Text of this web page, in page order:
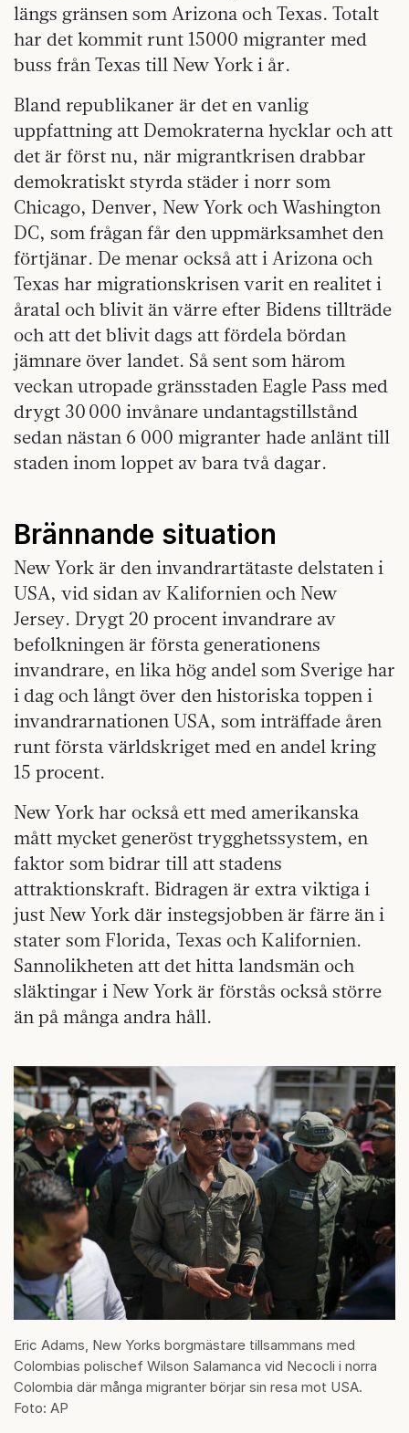
längs gränsen som Arizona och Texas. Totalt
har det kommit runt 15000 migranter med
buss från Texas till New York i år.
Bland republikaner är det en vanlig
uppfattning att Demokraterna hycklar och att
det är först nu, när migrantkrisen drabbar
demokratiskt styrda städer i norr som
Chicago, Denver, New York och Washington
DC, som frågan får den uppmärksamhet den
förtjänar. De menar också att i Arizona och
Texas har migrationskrisen varit en realitet i
åratal och blivit än värre efter Bidens tillträde
och att det blivit dags att fördela bördan
jämnare över landet. Så sent som härom
veckan utropade gränsstaden Eagle Pass med
drygt 30 000 invånare undantagstillstånd
sedan nästan 6 000 migranter hade anlänt till
staden inom loppet av bara två dagar.
Brännande situation
New York är den invandrartätaste delstaten i
USA, vid sidan av Kalifornien och New
Jersey. Drygt 20 procent invandrare av
befolkningen är första generationens
invandrare, en lika hög andel som Sverige har
i dag och långt över den historiska toppen i
invandrarnationen USA, som inträffade åren
runt första världskriget med en andel kring
15 procent.
New York har också ett med amerikanska
mått mycket generöst trygghetssystem, en
faktor som bidrar till att stadens
attraktionskraft. Bidragen är extra viktiga i
just New York där instegsjobben är färre än i
stater som Florida, Texas och Kalifornien.
Sannolikheten att det hitta landsmän och
släktingar i New York är förstås också större
än på många andra håll.
Eric Adams, New Yorks borgmästare tillsammans med
Colombias polischef Wilson Salamanca vid Necocli i norra
Colombia där många migranter börjar sin resa mot USA.
Foto: AP